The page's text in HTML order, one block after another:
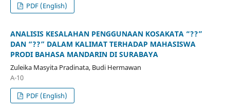
PDF (English)
ANALISIS KESALAHAN PENGGUNAAN KOSAKATA “??”
DAN “??” DALAM KALIMAT TERHADAP MAHASISWA
PRODI BAHASA MANDARIN DI SURABAYA
Zuleika Masyita Pradinata, Budi Hermawan
A-10
PDF (English)